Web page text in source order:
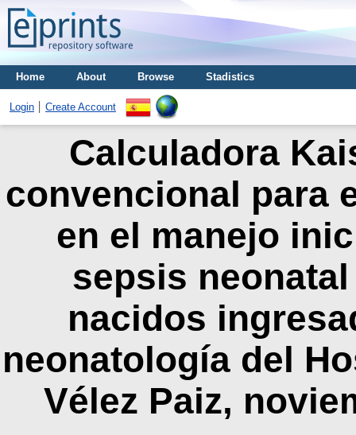
Home About Browse Stadistics
Login Create Account
Calculadora
convencional para
en el manejo
sepsis
nacidos
neonatología del
Vélez Paiz,